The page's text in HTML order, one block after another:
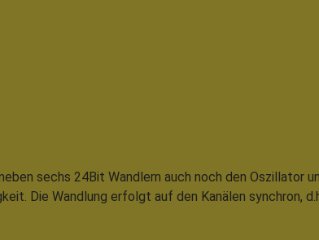
sechs 24Bit Wandlern auch noch den Oszillator
Die Wandlung erfolgt auf den Kanälen synchron,